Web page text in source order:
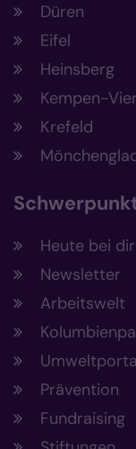
Düren
Eifel
Heinsberg
Kempen-
Krefeld
Heute bei dir
Newsletter
Arbeitswelt
Prävention
Fundraising